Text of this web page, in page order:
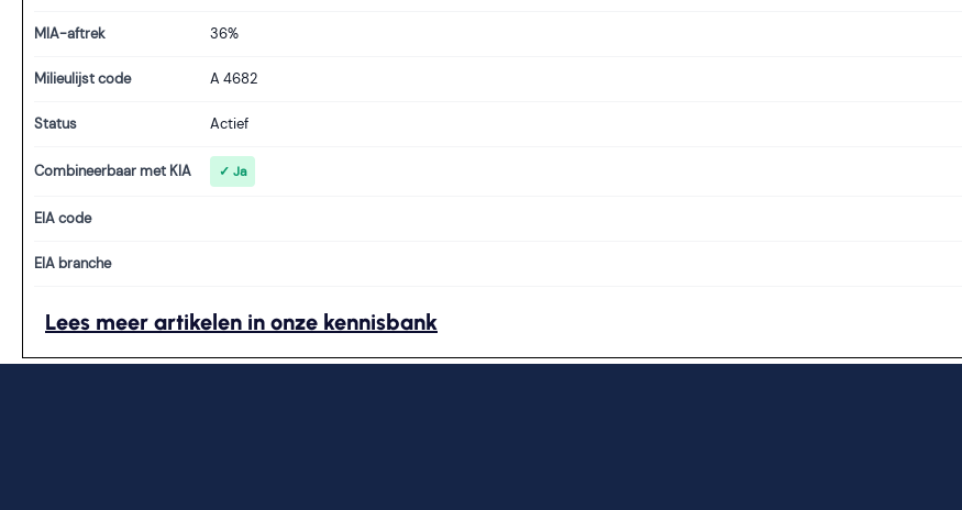
MIA-aftrek 36%
Milieulijst code A 4682
Status Actief
Combineerbaar met KIA ✓ Ja
EIA code
EIA branche
Lees meer artikelen in onze kennisbank